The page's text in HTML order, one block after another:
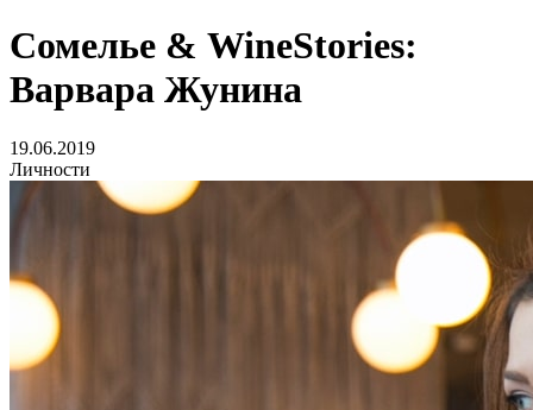
Сомелье & WineStories:
Варвара Жунина
19.06.2019
Личности